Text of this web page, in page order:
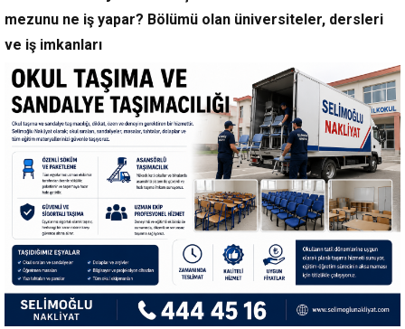
mezunu ne iş yapar? Bölümü olan üniversiteler, dersleri
ve iş imkanları